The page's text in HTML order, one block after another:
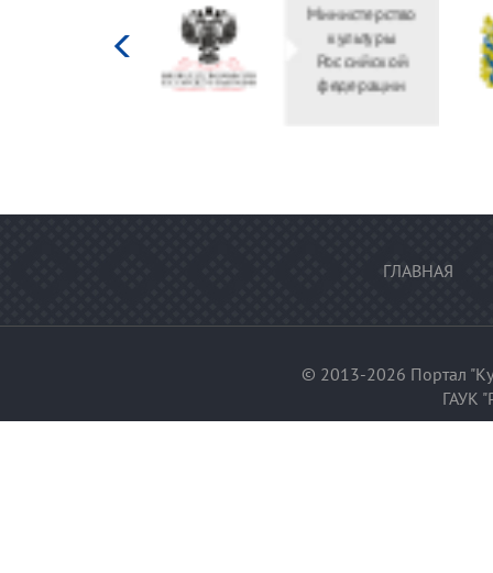
Министерство
культуры
Российской
федерации
ГЛАВНАЯ
© 2013-2026 Портал
ГАУК